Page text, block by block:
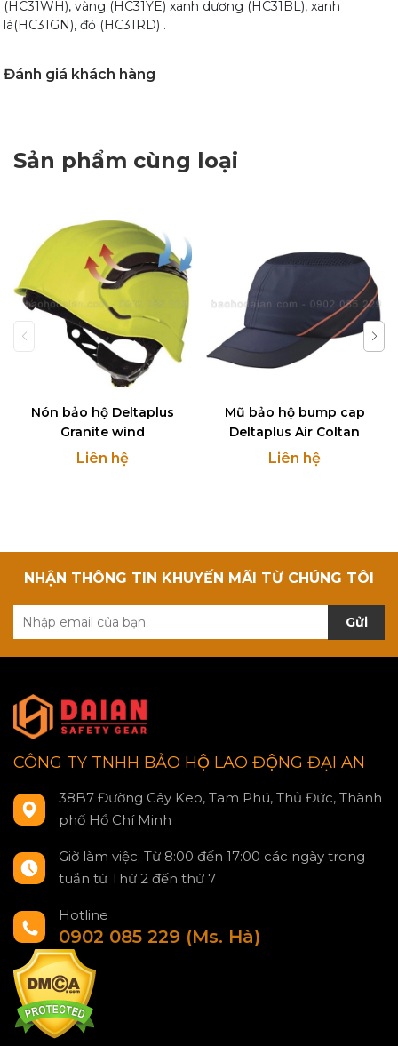
(HC31WH), vàng (HC31YE) xanh dương (HC31BL), xanh
lá(HC31GN), đỏ (HC31RD) .
Đánh giá khách hàng
Sản phẩm cùng loại
Nón bảo hộ Deltaplus
Granite wind
Liên hệ
Mũ bảo hộ bump cap
Deltaplus Air Coltan
Liên hệ
NHẬN THÔNG TIN KHUYẾN MÃI TỪ CHÚNG TÔI
Gửi
CÔNG TY TNHH BẢO HỘ LAO ĐỘNG ĐẠI AN
38B7 Đường Cây Keo, Tam Phú, Thủ Đức, Thành
phố Hồ Chí Minh
Giờ làm việc: Từ 8:00 đến 17:00 các ngày trong
tuần từ Thứ 2 đến thứ 7
Hotline
0902 085 229 (Ms. Hà)